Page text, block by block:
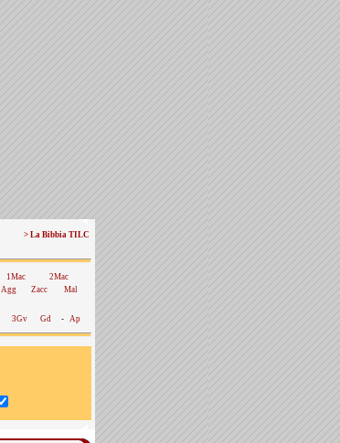
> La Bibbia TILC
1Mac
2Mac
Agg Zacc Mal
3Gv Gd - Ap